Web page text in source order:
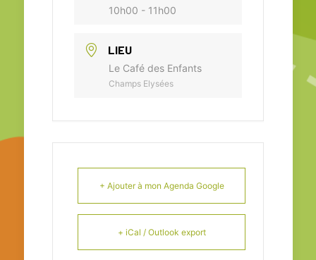
10h00 - 11h00
LIEU
Le Café des Enfants
Champs Elysées
+ Ajouter à mon Agenda Google
+ iCal / Outlook export